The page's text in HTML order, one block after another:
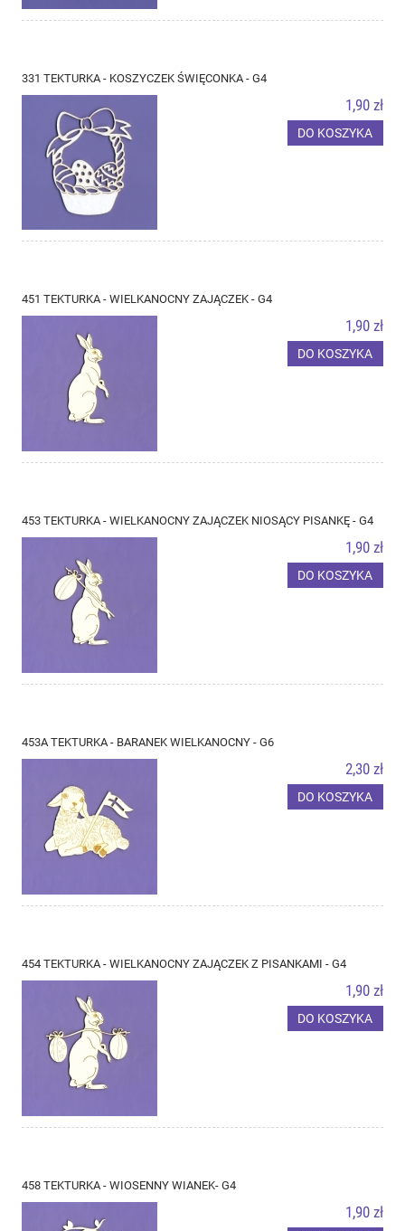
331 TEKTURKA - KOSZYCZEK ŚWIĘCONKA - G4
1,90 zł
DO KOSZYKA
451 TEKTURKA - WIELKANOCNY ZAJĄCZEK - G4
1,90 zł
DO KOSZYKA
453 TEKTURKA - WIELKANOCNY ZAJĄCZEK NIOSĄCY PISANKĘ - G4
1,90 zł
DO KOSZYKA
453A TEKTURKA - BARANEK WIELKANOCNY - G6
2,30 zł
DO KOSZYKA
454 TEKTURKA - WIELKANOCNY ZAJĄCZEK Z PISANKAMI - G4
1,90 zł
DO KOSZYKA
458 TEKTURKA - WIOSENNY WIANEK- G4
1,90 zł